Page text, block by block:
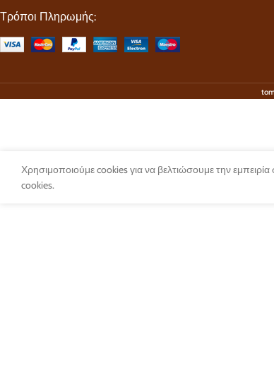
Τρόποι Πληρωμής:
Χρησιμοποιούμε cookies για να βελτιώσουμε την
cookies.